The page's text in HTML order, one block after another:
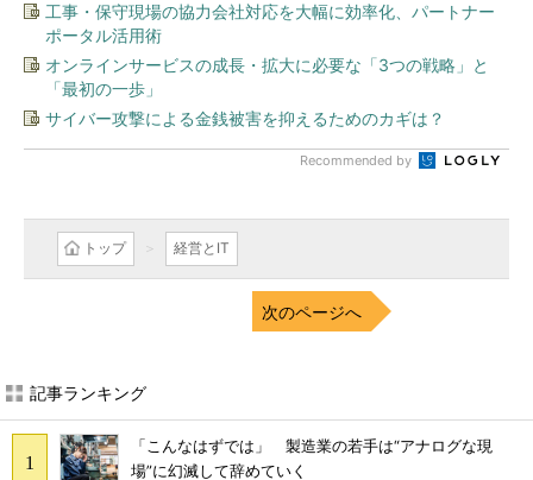
工事・保守現場の協力会社対応を大幅に効率化、パートナー
ポータル活用術
オンラインサービスの成長・拡大に必要な「3つの戦略」と
「最初の一歩」
サイバー攻撃による金銭被害を抑えるためのカギは？
Recommended by
トップ 経営とIT
次のページへ
記事ランキング
「こんなはずでは」 製造業の若手は“アナログな現
場”に幻滅して辞めていく